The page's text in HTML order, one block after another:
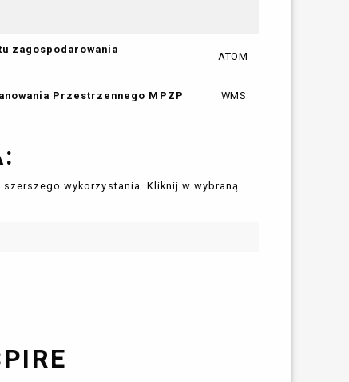
zagospodarowania
ATOM
Przestrzennego MPZP WMS
wykorzystania. Kliknij w wybraną